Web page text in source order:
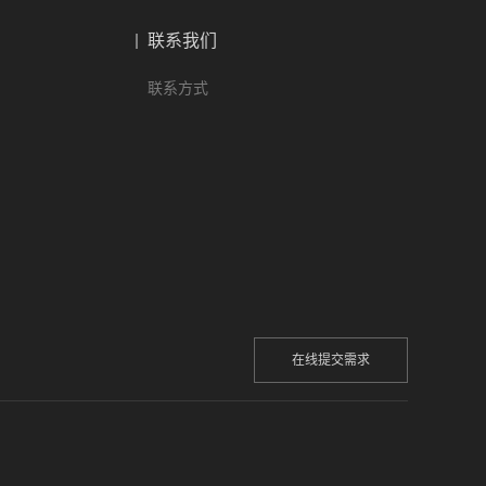
联系我们
联系方式
在线提交需求